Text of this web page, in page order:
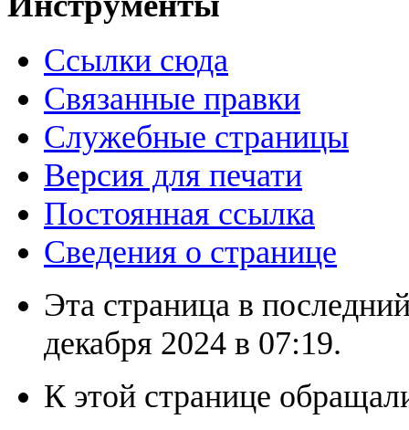
Ссылки сюда
Связанные правки
Служебные страницы
Версия для печати
Постоянная ссылка
Сведения о странице
Эта страница в
декабря 2024 в 07:19.
К этой странице